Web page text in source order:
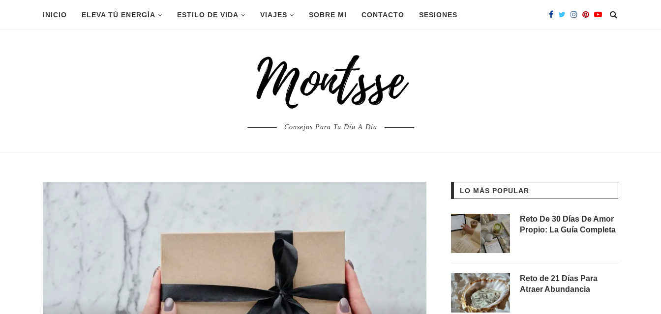
INICIO ELEVA TÚ ENERGÍA ESTILO DE VIDA VIAJES SOBRE MI CONTACTO SESIONES
Consejos Para Tu Día A Día
LO MÁS POPULAR
Reto De 30 Días De Amor
Propio: La Guía Completa
Reto de 21 Días Para
Atraer Abundancia